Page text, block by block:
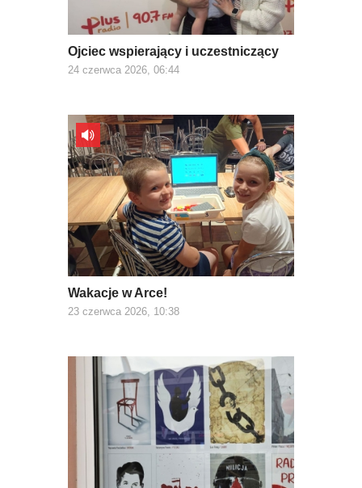
Ojciec wspierający i uczestniczący
24 czerwca 2026, 06:44
Wakacje w Arce!
23 czerwca 2026, 10:38